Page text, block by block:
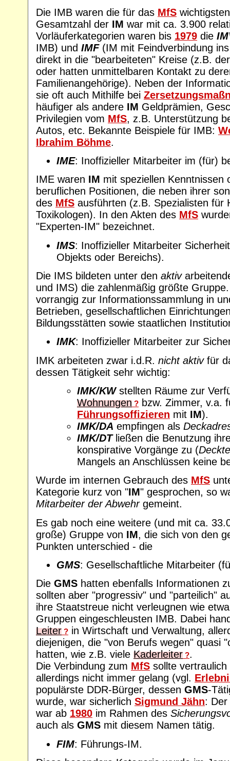
Die IMB waren die für das MfS
Gesamtzahl der IM war mit ca. 3.900
Vorläuferkategorien waren bis 1979 die
IMB) und IMF(IM mit Feindverbindung
direkt in die "bearbeiteten" Kreise (z.B.
oder hatten unmittelbaren Kontakt zu
Familienangehörige). Neben der
sie oft auch Mithilfe bei
häufiger als andere IM Geldprämien,
Privilegien vom MfS, z.B. Unterstützung
Autos, etc. Bekannte Beispiele für IMB:
Ibrahim Böhme.
IME: Inoffizieller Mitarbeiter im (für)
IME waren IM mit speziellen Kenntnissen
beruflichen Positionen, die neben ihrer
des MfS ausführten (z.B. Spezialisten für
Toxikologen). In den Akten des MfS
"Experten-IM" bezeichnet.
IMS: Inoffizieller Mitarbeiter
Objekts oder Bereichs).
Die IMS bildeten unter den aktiv
und IMS) die zahlenmäßig größte
vorrangig zur Informationssammlung in
Betrieben, gesellschaftlichen
Bildungsstätten sowie staatlichen
IMK: Inoffizieller Mitarbeiter zur
IMK arbeiteten zwar i.d.R. nicht aktivfür
dessen Tätigkeit sehr wichtig:
IMK/KWstellten Räume zur
Wohnungen ? bzw. Zimmer, v.a.
Führungsoffizieren mit IM).
IMK/DA empfingen als
IMK/DTließen die Benutzung
konspirative Vorgänge zu (
Mangels an Anschlüssen keine
Wurde im internen Gebrauch des MfS
Kategorie kurz von "IM" gesprochen, so
Mitarbeiter der Abwehrgemeint.
Es gab noch eine weitere (und mit ca.
große) Gruppe von IM, die sich von den
Punkten unterschied - die
GMS: Gesellschaftliche Mitarbeiter
Die GMS hatten ebenfalls Informationen
sollten aber "progressiv" und "parteilich"
ihre Staatstreue nicht verleugnen wie
Gruppen eingeschleusten IMB. Dabei
Leiter ? in Wirtschaft und Verwaltung,
diejenigen, die "von Berufs wegen" quasi
hatten, wie z.B. viele Kaderleiter ?.
Die Verbindung zum MfS sollte
allerdings nicht immer gelang (vgl.
populärste DDR-Bürger, dessen GMS-
wurde, war sicherlich Sigmund Jähn: Der
war ab 1980 im Rahmen des
auch als GMS mit diesem Namen tätig.
FIM: Führungs-IM.